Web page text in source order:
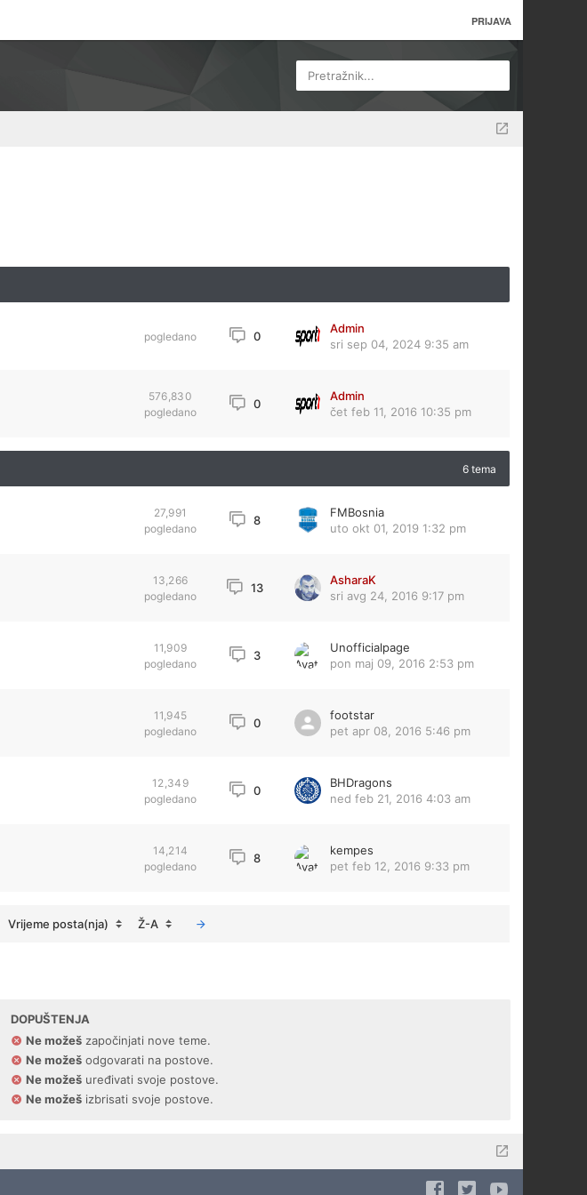
PRIJAVA
Pretražnik...
pogledano 0
Admin
sri sep 04, 2024 9:35 am
576,830
pogledano
0
Admin
čet feb 11, 2016 10:35 pm
6 tema
27,991
pogledano
8
FMBosnia
uto okt 01, 2019 1:32 pm
13,266
pogledano
13
AsharaK
sri avg 24, 2016 9:17 pm
11,909
pogledano
3
Unofficialpage
pon maj 09, 2016 2:53 pm
11,945
pogledano
0
footstar
pet apr 08, 2016 5:46 pm
12,349
pogledano
0
BHDragons
ned feb 21, 2016 4:03 am
14,214
pogledano
8
kempes
pet feb 12, 2016 9:33 pm
Vrijeme posta(nja) Ž-A
DOPUŠTENJA
Ne možešzapočinjati nove teme.
Ne možešodgovarati na postove.
Ne možešuređivati svoje postove.
Ne možešizbrisati svoje postove.